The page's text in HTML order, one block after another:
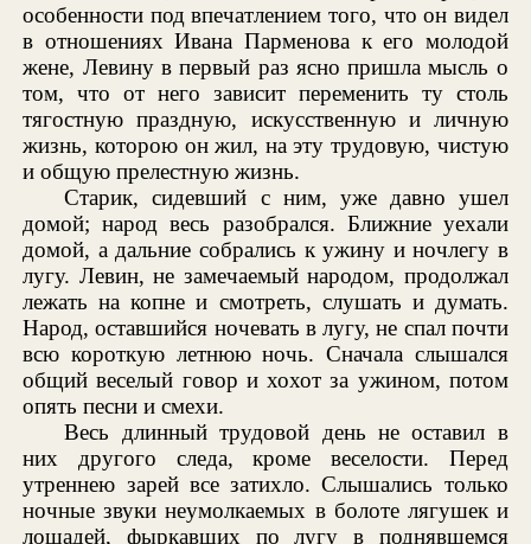
особенности под впечатлением того, что он видел
в отношениях Ивана Парменова к его молодой
жене, Левину в первый раз ясно пришла мысль о
том, что от него зависит переменить ту столь
тягостную праздную, искусственную и личную
жизнь, которою он жил, на эту трудовую, чистую
и общую прелестную жизнь.
Старик, сидевший с ним, уже давно ушел
домой; народ весь разобрался. Ближние уехали
домой, а дальние собрались к ужину и ночлегу в
лугу. Левин, не замечаемый народом, продолжал
лежать на копне и смотреть, слушать и думать.
Народ, оставшийся ночевать в лугу, не спал почти
всю короткую летнюю ночь. Сначала слышался
общий веселый говор и хохот за ужином, потом
опять песни и смехи.
Весь длинный трудовой день не оставил в
них другого следа, кроме веселости. Перед
утреннею зарей все затихло. Слышались только
ночные звуки неумолкаемых в болоте лягушек и
лошадей, фыркавших по лугу в поднявшемся